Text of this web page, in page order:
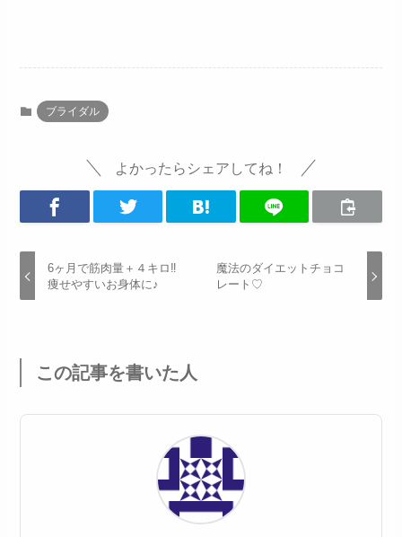
ブライダル
よかったらシェアしてね！
6ヶ月で筋肉量＋４キロ‼
痩せやすいお身体に♪
魔法のダイエットチョコ
レート♡
この記事を書いた人